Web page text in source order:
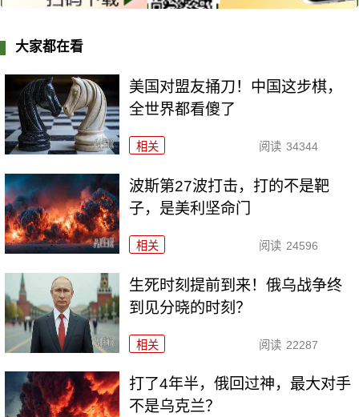
大家都在看
美国对盟友捅刀！中国这步棋，
全世界都看傻了
相关 阅读 34344
波斯第27波打击，打的不是靶
子，是美利坚命门
相关 阅读 24596
生死时刻提前到来！俄乌战争终
到见分晓的时刻？
相关 阅读 22287
打了4年半，俄回过神，最大对手
不是乌克兰？